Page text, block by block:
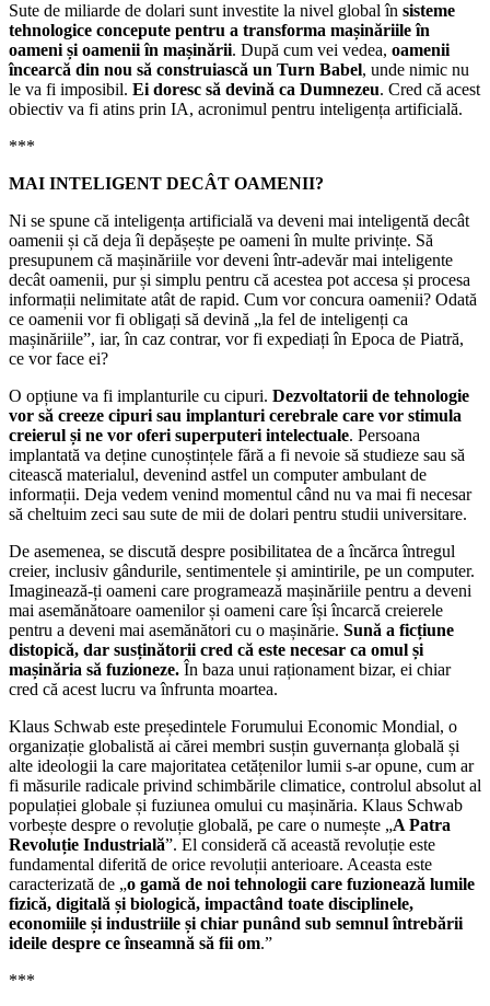
Sute de miliarde de dolari sunt investite la nivel global în sisteme
tehnologice concepute pentru a transforma mașinăriile în
oameni și oamenii în mașinării. După cum vei vedea, oamenii
încearcă din nou să construiască un Turn Babel, unde nimic nu
le va fi imposibil. Ei doresc să devină ca Dumnezeu. Cred că acest
obiectiv va fi atins prin IA, acronimul pentru inteligența artificială.
***
MAI INTELIGENT DECÂT OAMENII?
Ni se spune că inteligența artificială va deveni mai inteligentă decât
oamenii și că deja îi depășește pe oameni în multe privințe. Să
presupunem că mașinăriile vor deveni într-adevăr mai inteligente
decât oamenii, pur și simplu pentru că acestea pot accesa și procesa
informații nelimitate atât de rapid. Cum vor concura oamenii? Odată
ce oamenii vor fi obligați să devină „la fel de inteligenți ca
mașinăriile”, iar, în caz contrar, vor fi expediați în Epoca de Piatră,
ce vor face ei?
O opțiune va fi implanturile cu cipuri. Dezvoltatorii de tehnologie
vor să creeze cipuri sau implanturi cerebrale care vor stimula
creierul și ne vor oferi superputeri intelectuale. Persoana
implantată va deține cunoștințele fără a fi nevoie să studieze sau să
citească materialul, devenind astfel un computer ambulant de
informații. Deja vedem venind momentul când nu va mai fi necesar
să cheltuim zeci sau sute de mii de dolari pentru studii universitare.
De asemenea, se discută despre posibilitatea de a încărca întregul
creier, inclusiv gândurile, sentimentele și amintirile, pe un computer.
Imaginează-ți oameni care programează mașinăriile pentru a deveni
mai asemănătoare oamenilor și oameni care își încarcă creierele
pentru a deveni mai asemănători cu o mașinărie. Sună a ficțiune
distopică, dar susținătorii cred că este necesar ca omul și
mașinăria să fuzioneze. În baza unui raționament bizar, ei chiar
cred că acest lucru va înfrunta moartea.
Klaus Schwab este președintele Forumului Economic Mondial, o
organizație globalistă ai cărei membri susțin guvernanța globală și
alte ideologii la care majoritatea cetățenilor lumii s-ar opune, cum ar
fi măsurile radicale privind schimbările climatice, controlul absolut al
populației globale și fuziunea omului cu mașinăria. Klaus Schwab
vorbește despre o revoluție globală, pe care o numește „A Patra
Revoluție Industrială”. El consideră că această revoluție este
fundamental diferită de orice revoluții anterioare. Aceasta este
caracterizată de „o gamă de noi tehnologii care fuzionează lumile
fizică, digitală și biologică, impactând toate disciplinele,
economiile și industriile și chiar punând sub semnul întrebării
ideile despre ce înseamnă să fii om.”
***